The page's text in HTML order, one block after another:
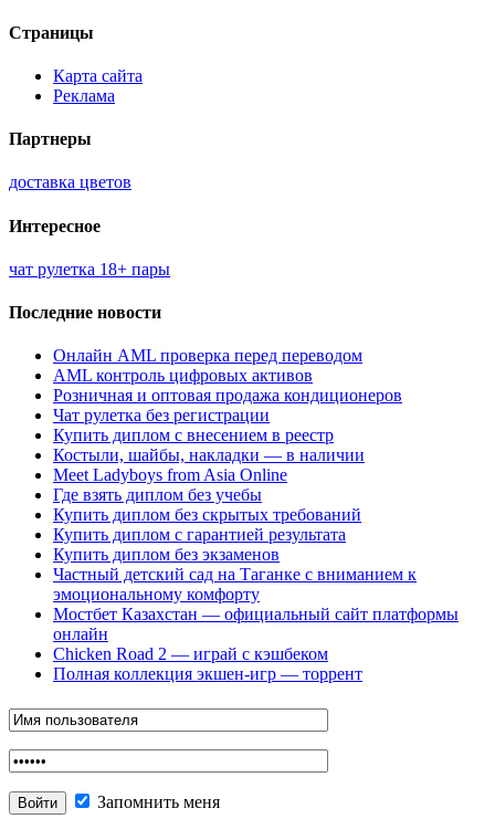
Страницы
Карта сайта
Реклама
Партнеры
доставка цветов
Интересное
чат рулетка 18+ пары
Последние новости
Онлайн AML проверка перед переводом
AML контроль цифровых активов
Розничная и оптовая продажа кондиционеров
Чат рулетка без регистрации
Купить диплом с внесением в реестр
Костыли, шайбы, накладки — в наличии
Meet Ladyboys from Asia Online
Где взять диплом без учебы
Купить диплом без скрытых требований
Купить диплом с гарантией результата
Купить диплом без экзаменов
Частный детский сад на Таганке с вниманием к
эмоциональному комфорту
Мостбет Казахстан — официальный сайт платформы
онлайн
Chicken Road 2 — играй с кэшбеком
Полная коллекция экшен-игр — торрент
Запомнить меня